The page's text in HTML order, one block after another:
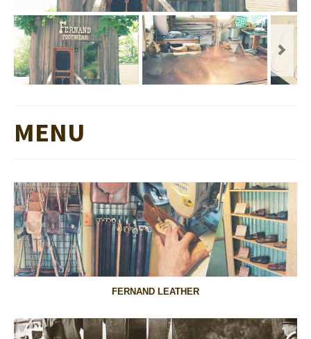
MENU
FERNAND LEATHER